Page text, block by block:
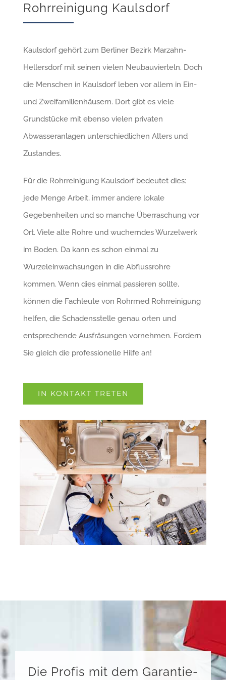
Rohrreinigung Kaulsdorf
Kaulsdorf gehört zum Berliner Bezirk Marzahn-
Hellersdorf mit seinen vielen Neubauvierteln. Doch
die Menschen in Kaulsdorf leben vor allem in Ein-
und Zweifamilienhäusern. Dort gibt es viele
Grundstücke mit ebenso vielen privaten
Abwasseranlagen unterschiedlichen Alters und
Zustandes.
Für die Rohrreinigung Kaulsdorf bedeutet dies:
jede Menge Arbeit, immer andere lokale
Gegebenheiten und so manche Überraschung vor
Ort. Viele alte Rohre und wucherndes Wurzelwerk
im Boden. Da kann es schon einmal zu
Wurzeleinwachsungen in die Abflussrohre
kommen. Wenn dies einmal passieren sollte,
können die Fachleute von Rohrmed Rohrreinigung
helfen, die Schadensstelle genau orten und
entsprechende Ausfräsungen vornehmen. Fordern
Sie gleich die professionelle Hilfe an!
IN KONTAKT TRETEN
Die Profis mit dem Garantie-